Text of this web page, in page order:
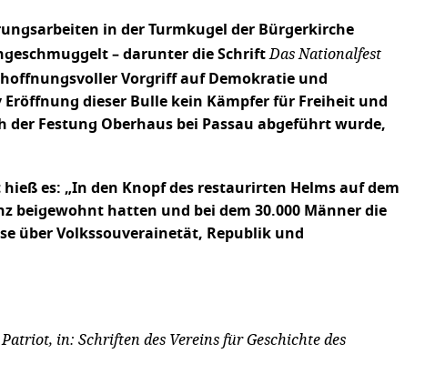
in der Turmkugel der Bürgerkirche
– darunter die Schrift Das Nationalfest
hoffnungsvoller Vorgriff auf Demokratie und
dieser Bulle kein Kämpfer für Freiheit und
der Festung Oberhaus bei Passau abgeführt wurde,
es: „In den Knopf des restaurirten Helms auf dem
beigewohnt hatten und bei dem 30.000 Männer die
über Volkssouverainetät, Republik und
in: Schriften des Vereins für Geschichte des